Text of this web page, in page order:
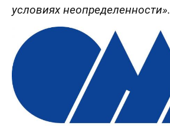
условиях неопределенности».